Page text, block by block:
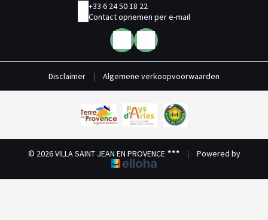
+33 6 24 50 18 22
Contact opnemen per e-mail
Disclaimer | Algemene verkoopvoorwaarden
© 2026 VILLA SAINT JEAN EN PROVENCE | Powered by